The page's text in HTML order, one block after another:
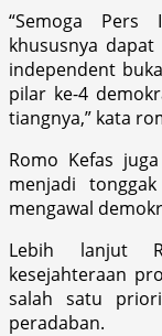
“Semoga Pers
khususnya
independent
pilar ke-4
tiangnya,” kata
Romo Kefas
menjadi
mengawal
Lebih lanjut
kesejahteraan
salah satu
peradaban.